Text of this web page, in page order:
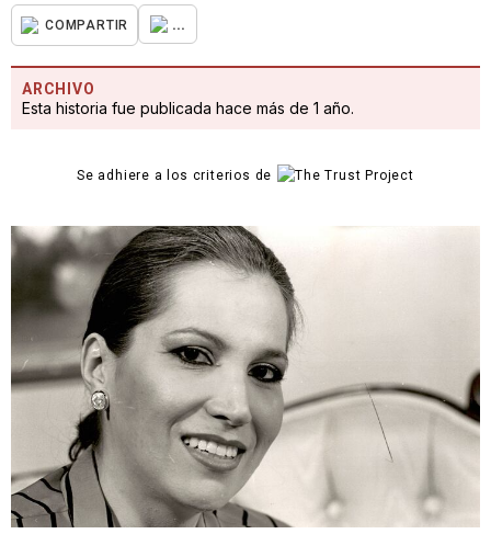
COMPARTIR ...
ARCHIVO
Esta historia fue publicada hace más de 1 año.
Se adhiere a los criterios de